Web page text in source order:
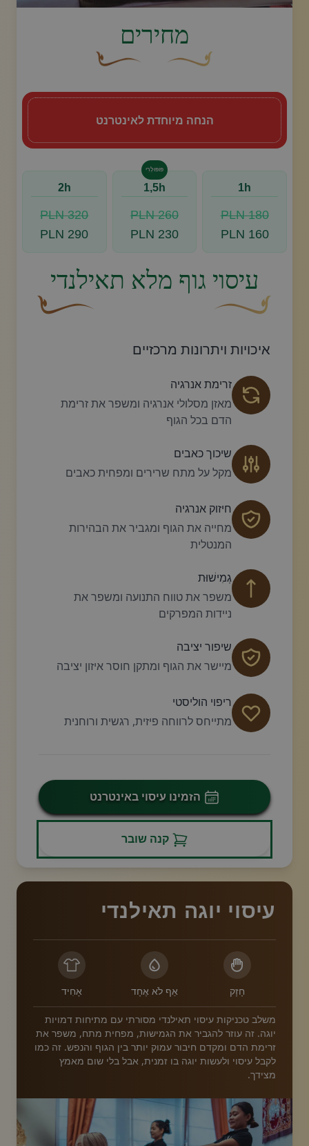
מחירים
הנחה מיוחדת לאינטרנט
1h
180 PLN
160 PLN
פּוֹפּוּלָרִי
1,5h
260 PLN
230 PLN
2h
320 PLN
290 PLN
עיסוי גוף מלא תאילנדי
איכויות ויתרונות מרכזיים
זרימת אנרגיה
מאזן מסלולי אנרגיה ומשפר את זרימת
הדם בכל הגוף
שיכוך כאבים
מקל על מתח שרירים ומפחית כאבים
חיזוק אנרגיה
מחייה את הגוף ומגביר את הבהירות
המנטלית
גְמִישׁוּת
משפר את טווח התנועה ומשפר את
ניידות המפרקים
שיפור יציבה
מיישר את הגוף ומתקן חוסר איזון יציבה
ריפוי הוליסטי
מתייחס לרווחה פיזית, רגשית ורוחנית
הזמינו עיסוי באינטרנט
קנה שובר
עיסוי יוגה תאילנדי
חָזָק אַף לֹא אֶחָד אָחִיד
משלב טכניקות עיסוי תאילנדי מסורתי עם מתיחות דמויות
יוגה. זה עוזר להגביר את הגמישות, מפחית מתח, משפר את
זרימת הדם ומקדם חיבור עמוק יותר בין הגוף והנפש. זה כמו
לקבל עיסוי ולעשות יוגה בו זמנית, אבל בלי שום מאמץ
מצידך.